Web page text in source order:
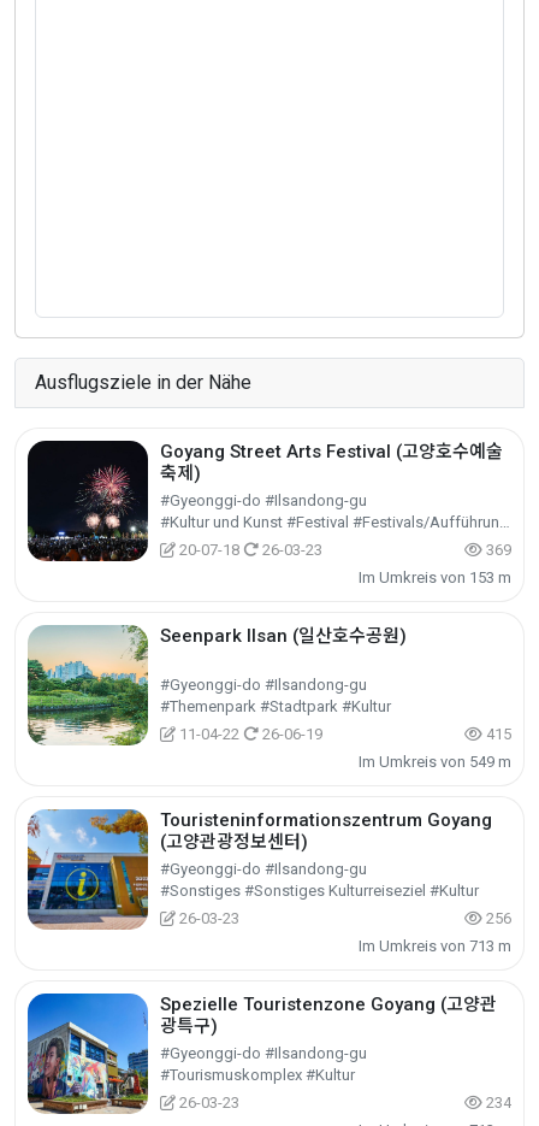
Ausflugsziele in der Nähe
Goyang Street Arts Festival (고양호수예술
축제)
#Gyeonggi-do #Ilsandong-gu
#Kultur und Kunst #Festival #Festivals/Aufführungen/Veranstaltungen
20-07-18
26-03-23
369
Im Umkreis von 153 m
Seenpark Ilsan (일산호수공원)
#Gyeonggi-do #Ilsandong-gu
#Themenpark #Stadtpark #Kultur
11-04-22
26-06-19
415
Im Umkreis von 549 m
Touristeninformationszentrum Goyang
(고양관광정보센터)
#Gyeonggi-do #Ilsandong-gu
#Sonstiges #Sonstiges Kulturreiseziel #Kultur
26-03-23
256
Im Umkreis von 713 m
Spezielle Touristenzone Goyang (고양관
광특구)
#Gyeonggi-do #Ilsandong-gu
#Tourismuskomplex #Kultur
26-03-23
234